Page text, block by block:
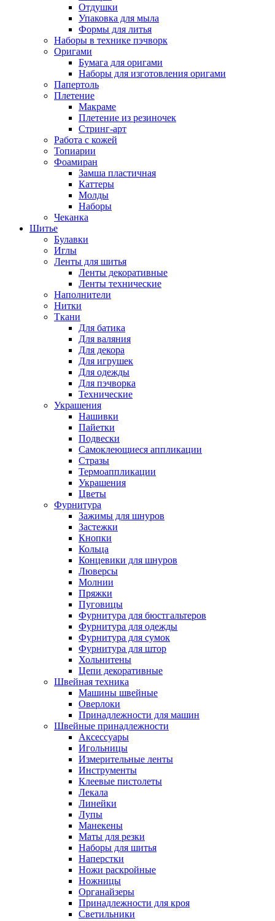
Отдушки
Упаковка для мыла
Формы для литья
Наборы в технике пэчворк
Оригами
Бумага для оригами
Наборы для изготовления оригами
Папертоль
Плетение
Макраме
Плетение из резиночек
Стринг-арт
Работа с кожей
Топиарии
Фоамиран
Замша пластичная
Каттеры
Молды
Наборы
Чеканка
Шитье
Булавки
Иглы
Ленты для шитья
Ленты декоративные
Ленты технические
Наполнители
Нитки
Ткани
Для батика
Для валяния
Для декора
Для игрушек
Для одежды
Для пэчворка
Технические
Украшения
Нашивки
Пайетки
Подвески
Самоклеющиеся аппликации
Стразы
Термоаппликации
Украшения
Цветы
Фурнитура
Зажимы для шнуров
Застежки
Кнопки
Кольца
Концевики для шнуров
Люверсы
Молнии
Пряжки
Пуговицы
Фурнитура для бюстгальтеров
Фурнитура для одежды
Фурнитура для сумок
Фурнитура для штор
Хольнитены
Цепи декоративные
Швейная техника
Машины швейные
Оверлоки
Принадлежности для машин
Швейные принадлежности
Аксессуары
Игольницы
Измерительные ленты
Инструменты
Клеевые пистолеты
Лекала
Линейки
Лупы
Манекены
Маты для резки
Наборы для шитья
Наперстки
Ножи раскройные
Ножницы
Органайзеры
Принадлежности для кроя
Светильники